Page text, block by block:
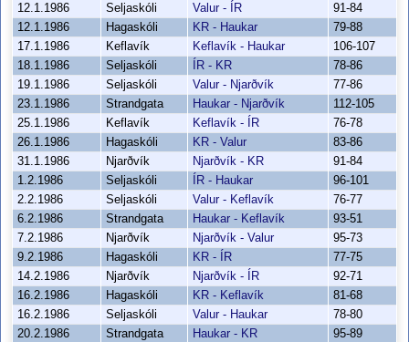
12.1.1986
Seljaskóli Valur - ÍR
91-84
12.1.1986
Hagaskóli KR - Haukar
79-88
17.1.1986
Keflavík Keflavík - Haukar
106-107
18.1.1986
Seljaskóli ÍR - KR
78-86
19.1.1986
Seljaskóli Valur - Njarðvík
77-86
23.1.1986
Strandgata Haukar - Njarðvík
112-105
25.1.1986
Keflavík Keflavík - ÍR
76-78
26.1.1986
Hagaskóli KR - Valur
83-86
31.1.1986
Njarðvík Njarðvík - KR
91-84
1.2.1986
Seljaskóli ÍR - Haukar
96-101
2.2.1986
Seljaskóli Valur - Keflavík
76-77
6.2.1986
Strandgata Haukar - Keflavík
93-51
7.2.1986
Njarðvík Njarðvík - Valur
95-73
9.2.1986
Hagaskóli KR - ÍR
77-75
14.2.1986
Njarðvík Njarðvík - ÍR
92-71
16.2.1986
Hagaskóli KR - Keflavík
81-68
16.2.1986
Seljaskóli Valur - Haukar
78-80
20.2.1986
Strandgata Haukar - KR
95-89